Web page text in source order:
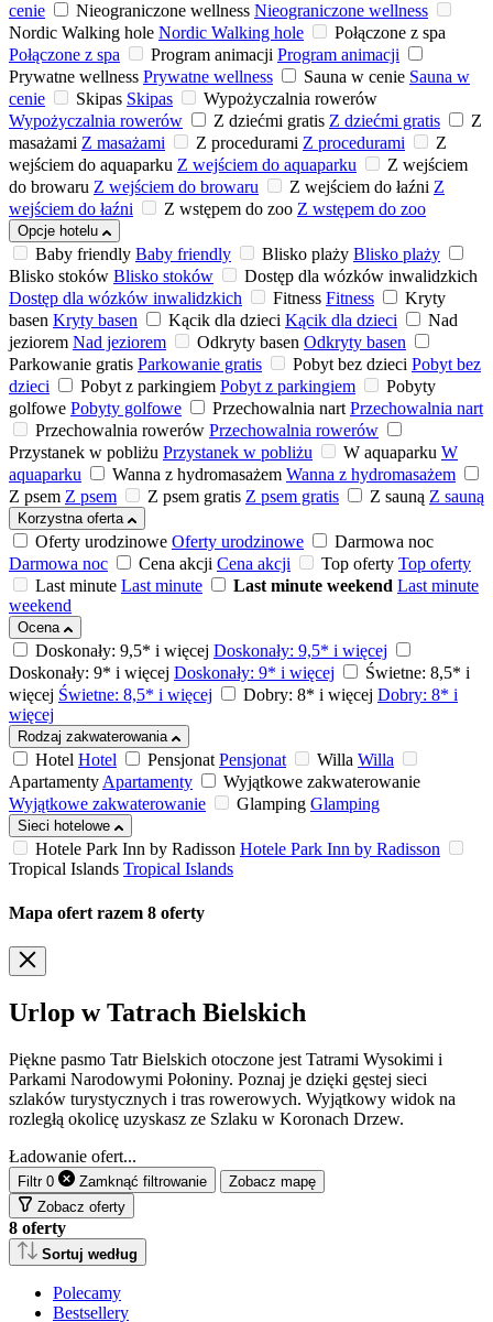
cenie
Nieograniczone wellness Nieograniczone wellness
Nordic Walking hole Nordic Walking hole
Połączone z spa
Połączone z spa
Program animacji Program animacji
Prywatne wellness Prywatne wellness Sauna w cenie Sauna w
cenie
Skipas Skipas
Wypożyczalnia rowerów
Wypożyczalnia rowerów
Z dziećmi gratis Z dziećmi gratis
Z
masażami Z masażami Z procedurami Z procedurami
Z
wejściem do aquaparku Z wejściem do aquaparku
Z wejściem
do browaru Z wejściem do browaru Z wejściem do łaźni Z
wejściem do łaźni
Z wstępem do zoo Z wstępem do zoo
Opcje hotelu
Baby friendly Baby friendly Blisko plaży Blisko plaży
Blisko stoków Blisko stoków
Dostęp dla wózków inwalidzkich
Dostęp dla wózków inwalidzkich
Fitness Fitness
Kryty
basen Kryty basen Kącik dla dzieci Kącik dla dzieci
Nad
jeziorem Nad jeziorem Odkryty basen Odkryty basen
Parkowanie gratis Parkowanie gratis Pobyt bez dzieci Pobyt bez
dzieci
Pobyt z parkingiem Pobyt z parkingiem
Pobyty
golfowe Pobyty golfowe Przechowalnia nart Przechowalnia nart
Przechowalnia rowerów Przechowalnia rowerów
Przystanek w pobliżu Przystanek w pobliżu W aquaparku W
aquaparku
Wanna z hydromasażem Wanna z hydromasażem
Z psem Z psem Z psem gratis Z psem gratis Z sauną Z sauną
Korzystna oferta
Oferty urodzinowe Oferty urodzinowe
Darmowa noc
Darmowa noc
Cena akcji Cena akcji Top oferty Top oferty
Last minute Last minute Last minute weekend Last minute
weekend
Ocena
Doskonały: 9,5* i więcej Doskonały: 9,5* i więcej
Doskonały: 9* i więcej Doskonały: 9* i więcej
Świetne: 8,5* i
więcej Świetne: 8,5* i więcej Dobry: 8* i więcej Dobry: 8* i
więcej
Rodzaj zakwaterowania
Hotel Hotel Pensjonat Pensjonat Willa Willa
ApartamentyApartamenty
Wyjątkowe zakwaterowanie
Wyjątkowe zakwaterowanie
Glamping Glamping
Sieci hotelowe
Hotele Park Inn by Radisson Hotele Park Inn by Radisson
Tropical Islands Tropical Islands
Mapa ofert razem 8 oferty
Urlop w Tatrach Bielskich
Piękne pasmo Tatr Bielskich otoczone jest Tatrami Wysokimi i
Parkami Narodowymi Połoniny. Poznaj je dzięki gęstej sieci
szlaków turystycznych i tras rowerowych. Wyjątkowy widok na
rozległą okolicę uzyskasz ze Szlaku w Koronach Drzew.
Ładowanie ofert...
Filtr 0 Zamknąć filtrowanie
Zobacz mapę
Zobacz oferty
8 oferty
Sortuj według
Polecamy
Bestsellery